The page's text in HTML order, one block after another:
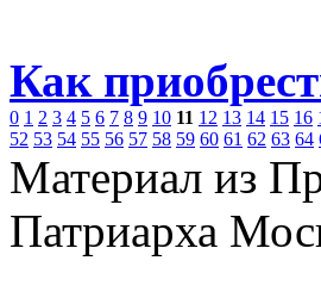
Как
0 1 2 3 4 5 6 7 8 9 10 11 12 13 14 15 16
52 53 54 55 56 57 58 59 60 61 62 63 64
Материал из
Патриарха